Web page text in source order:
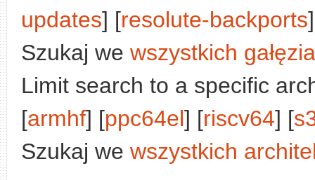
updates] [resolute-backports
Szukaj we wszystkich
Limit search to a specific
[armhf] [ppc64el] [riscv64] [
Szukaj we wszystkich